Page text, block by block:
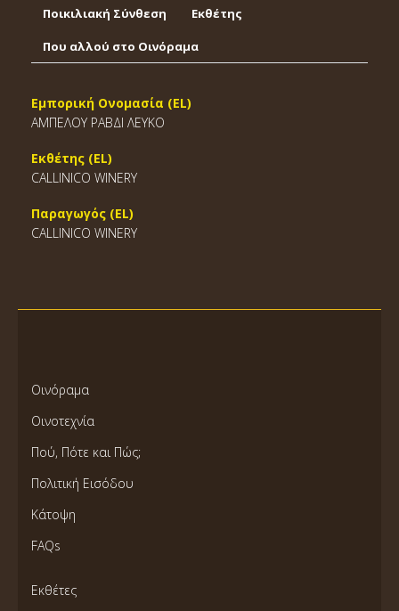
Ποικιλιακή Σύνθεση Εκθέτης
Που αλλού στο Οινόραμα
Εμπορική Ονομασία (EL)
ΑΜΠΕΛΟΥ ΡΑΒΔΙ ΛΕΥΚΟ
Εκθέτης (EL)
CALLINICO WINERY
Παραγωγός (EL)
CALLINICO WINERY
Οινόραμα
Οινοτεχνία
Πού, Πότε και Πώς;
Πολιτική Εισόδου
Κάτοψη
FAQs
Εκθέτες